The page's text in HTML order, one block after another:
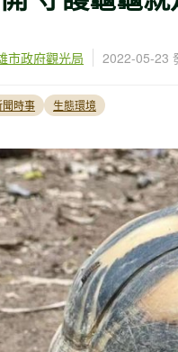
市政府觀光局 2022-05-23
聞時事 生態環境